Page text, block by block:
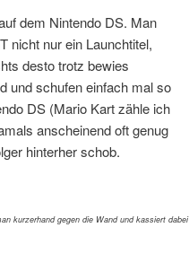
dem Nintendo DS. Man
nicht nur ein Launchtitel,
desto trotz bewies
und schufen einfach mal so
DS (Mario Kart zähle ich
anscheinend oft genug
hinterher schob.
kurzerhand gegen die Wand und kassiert dabei